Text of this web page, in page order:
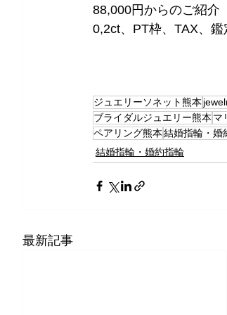
88,000円からのご紹介
0,2ct、PT枠、TAX、
ジュエリーソネット熊本
ブライダルジュエリー熊本 マ
ペアリング熊本結婚指輪・婚
結婚指輪・婚約指輪
最新記事